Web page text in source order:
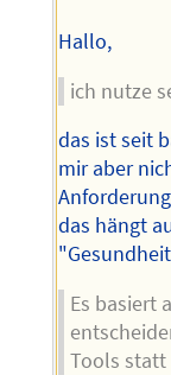
Hallo,
ich nutze
das ist seit
mir aber
das hängt
Es basiert
Tools